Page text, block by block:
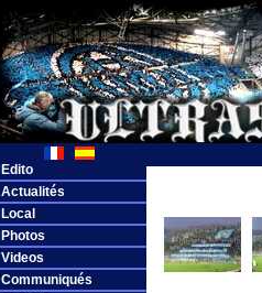
Edito
Actualités
Local
Photos
Videos
Communiqués